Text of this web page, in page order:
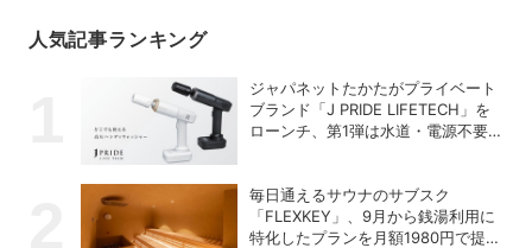
人気記事ランキング
ジャパネットたかたがプライベート
ブランド「J PRIDE LIFETECH」を
ローンチ、第1弾は水道・電源不要
毎日通えるサウナのサブスク
「FLEXKEY」、9月から銭湯利用に
特化したプランを月額1980円で提供